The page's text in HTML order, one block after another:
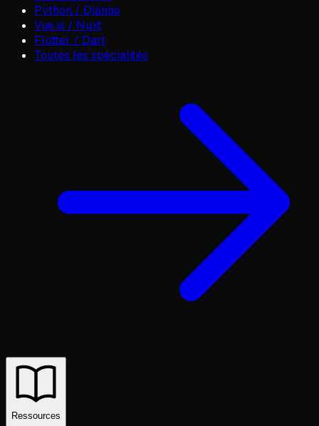
Python / Django
Vue.js / Nuxt
Flutter / Dart
Toutes les spécialités
Ressources